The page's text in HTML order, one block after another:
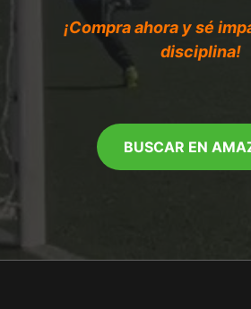
¡Compra ahora y sé
disciplina!
BUSCAR EN